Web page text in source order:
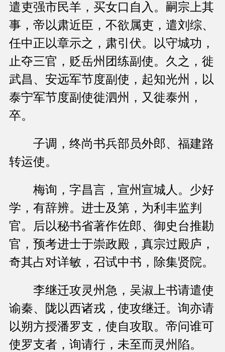
遣吏强市民羊，买女口自入。嗣宗上其
事，帝以肃近臣，不欲属吏，遣刘综、
任中正以章示之，肃引伏。以守城功，
止夺三官，贬岳州团练副使。久之，徙
武昌、安远军节度副使，起知光州，以
泰宁军节度副使徙泗州，又徙泰州，
卒。
子调，终尚书兵部员外郎、福建路
转运使。
梅询，字昌言，宣州宣城人。少好
学，有辞辨。进士及第，为利丰监判
官。后以秘书省著作佐郎、御史台推勘
官，预考进士于崇政殿，真宗过殿庐，
奇其占对详敏，召试中书，除集贤院。
李继迁攻灵州急，吴淑上书请遣使
谕秦、陇以西诸戎，使攻继迁。询亦请
以朔方授潘罗支，使自攻取。帝问谁可
使罗支者，询请行，未至而灵州陷。